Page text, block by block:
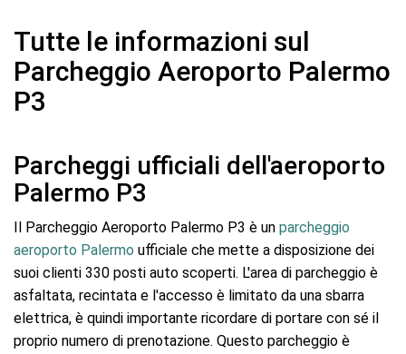
Tutte le informazioni sul
Parcheggio Aeroporto Palermo
P3
Parcheggi ufficiali dell'aeroporto
Palermo P3
Il Parcheggio Aeroporto Palermo P3 è un parcheggio
aeroporto Palermo ufficiale che mette a disposizione dei
suoi clienti 330 posti auto scoperti. L'area di parcheggio è
asfaltata, recintata e l'accesso è limitato da una sbarra
elettrica, è quindi importante ricordare di portare con sé il
proprio numero di prenotazione. Questo parcheggio è